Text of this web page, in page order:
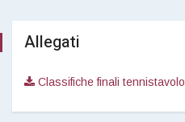
Allegati
Classifiche finali tennistavolo